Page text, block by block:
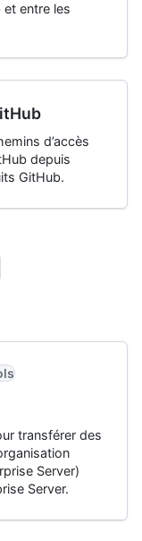
entre les
d’accès
depuis
GitHub.
transférer des
Server)
Server.